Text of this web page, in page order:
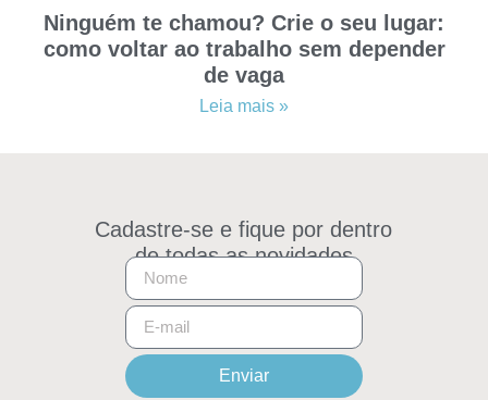
Ninguém te chamou? Crie o seu lugar:
como voltar ao trabalho sem depender
de vaga
Leia mais »
Cadastre-se e fique por dentro
de todas as novidades
Enviar